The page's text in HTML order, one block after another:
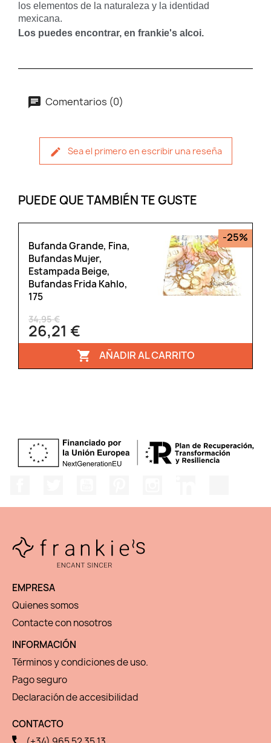
los elementos de la naturaleza y la identidad
mexicana.
Los puedes encontrar, en frankie's alcoi.
Comentarios (0)
Sea el primero en escribir una reseña
PUEDE QUE TAMBIÉN TE GUSTE
Bufanda Grande, Fina,
Bufandas Mujer,
Estampada Beige,
Bufandas Frida Kahlo,
175
34,95 €
26,21 €
-25%
 AÑADIR AL CARRITO
EMPRESA
Quienes somos
Contacte con nosotros
INFORMACIÓN
Términos y condiciones de uso.
Pago seguro
Declaración de accesibilidad
CONTACTO